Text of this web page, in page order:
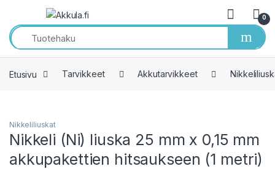
Skip to navigation
Skip to content
0
Etusivu Tarvikkeet Akkutarvikkeet
Nikkeliliuskat
Nikkeli (Ni) liuska 25 mm x 0,15 mm
akkupakettien hitsaukseen (1 metri)